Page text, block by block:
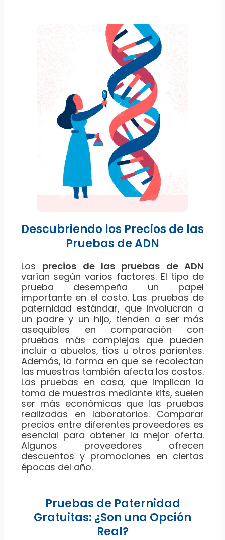
Descubriendo los Precios de las
Pruebas de ADN
Los precios de las pruebas de ADN
varían según varios factores. El tipo de
prueba desempeña un papel
importante en el costo. Las pruebas de
paternidad estándar, que involucran a
un padre y un hijo, tienden a ser más
asequibles en comparación con
pruebas más complejas que pueden
incluir a abuelos, tíos u otros parientes.
Además, la forma en que se recolectan
las muestras también afecta los costos.
Las pruebas en casa, que implican la
toma de muestras mediante kits, suelen
ser más económicas que las pruebas
realizadas en laboratorios. Comparar
precios entre diferentes proveedores es
esencial para obtener la mejor oferta.
Algunos proveedores ofrecen
descuentos y promociones en ciertas
épocas del año.
Pruebas de Paternidad
Gratuitas: ¿Son una Opción
Real?